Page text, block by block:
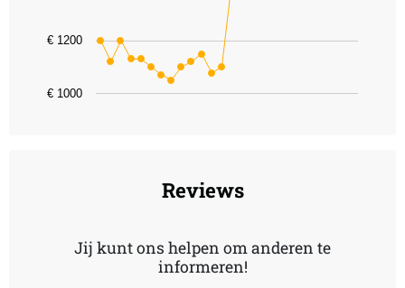
The chart has 1 Y axis displaying values. Data ranges from 1049
€ 1000
€ 1200
Reviews
Jij kunt ons helpen om anderen te
informeren!